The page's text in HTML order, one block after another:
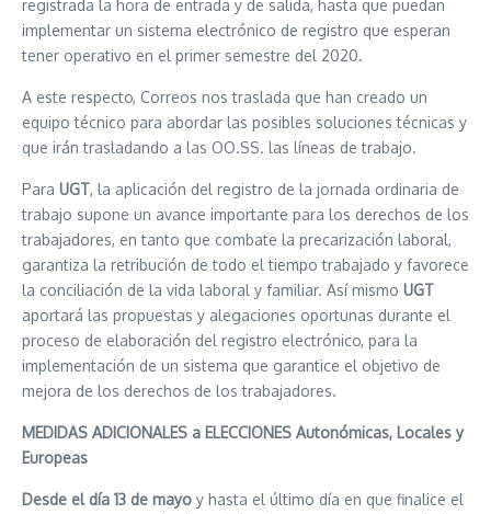
registrada la hora de entrada y de salida, hasta que puedan
implementar un sistema electrónico de registro que esperan
tener operativo en el primer semestre del 2020.
A este respecto, Correos nos traslada que han creado un
equipo técnico para abordar las posibles soluciones técnicas y
que irán trasladando a las OO.SS. las líneas de trabajo.
Para UGT, la aplicación del registro de la jornada ordinaria de
trabajo supone un avance importante para los derechos de los
trabajadores, en tanto que combate la precarización laboral,
garantiza la retribución de todo el tiempo trabajado y favorece
la conciliación de la vida laboral y familiar. Así mismo UGT
aportará las propuestas y alegaciones oportunas durante el
proceso de elaboración del registro electrónico, para la
implementación de un sistema que garantice el objetivo de
mejora de los derechos de los trabajadores.
MEDIDAS ADICIONALES a ELECCIONES Autonómicas, Locales y
Europeas
Desde el día 13 de mayo y hasta el último día en que finalice el